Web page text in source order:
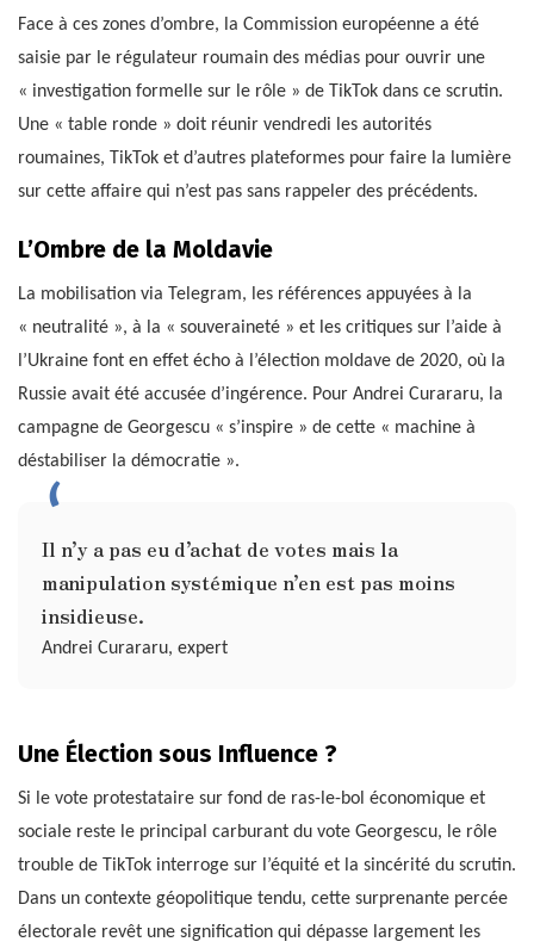
Face à ces zones d’ombre, la Commission européenne a été
saisie par le régulateur roumain des médias pour ouvrir une
« investigation formelle sur le rôle » de TikTok dans ce scrutin.
Une « table ronde » doit réunir vendredi les autorités
roumaines, TikTok et d’autres plateformes pour faire la lumière
sur cette affaire qui n’est pas sans rappeler des précédents.
L’Ombre de la Moldavie
La mobilisation via Telegram, les références appuyées à la
« neutralité », à la « souveraineté » et les critiques sur l’aide à
l’Ukraine font en effet écho à l’élection moldave de 2020, où la
Russie avait été accusée d’ingérence. Pour Andrei Curararu, la
campagne de Georgescu « s’inspire » de cette « machine à
déstabiliser la démocratie ».
Il n’y a pas eu d’achat de votes mais la
manipulation systémique n’en est pas moins
insidieuse.
Andrei Curararu, expert
Une Élection sous Influence ?
Si le vote protestataire sur fond de ras-le-bol économique et
sociale reste le principal carburant du vote Georgescu, le rôle
trouble de TikTok interroge sur l’équité et la sincérité du scrutin.
Dans un contexte géopolitique tendu, cette surprenante percée
électorale revêt une signification qui dépasse largement les